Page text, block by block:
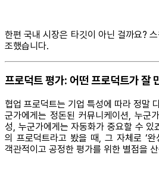
한편 국내 시장은 타깃이 아닌 걸까요?
조했습니다.
프로덕트 평가: 어떤 프로덕트가 잘
협업 프로덕트는 기업 특성에 따라 정말
군가에게는 정돈된 커뮤니케이션, 누군
성, 누군가에게는 자동화가 중요할 수 있
의 프로덕트라고 봤을 때, 그 자체로 ‘완
객관적이고 공정한 평가를 위한 별점을